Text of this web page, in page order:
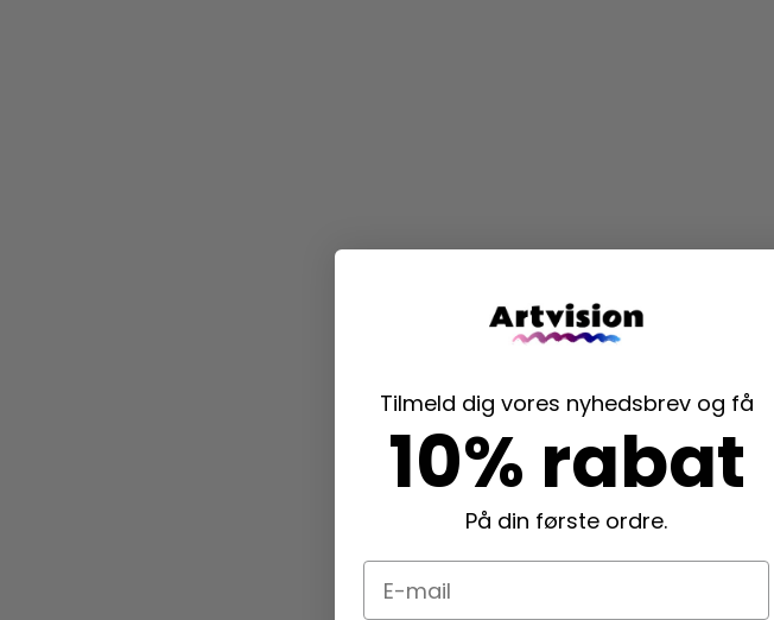
Tilmeld dig vores nyhedsbrev og få
10% rabat
På din første ordre.
E-mail